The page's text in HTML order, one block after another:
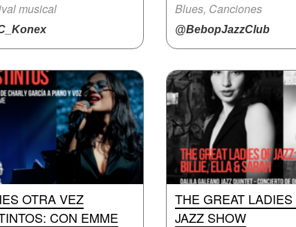
musical Blues, Canciones
@BebopJazzClub
OTRA VEZ
CON EMME
THE GREAT
JAZZ SHOW